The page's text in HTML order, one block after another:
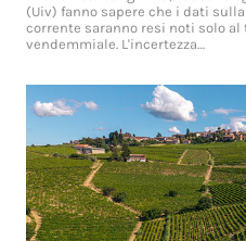
(Uiv) fanno sapere che i dati
corrente saranno resi noti solo
vendemmiale. L'incertezza…